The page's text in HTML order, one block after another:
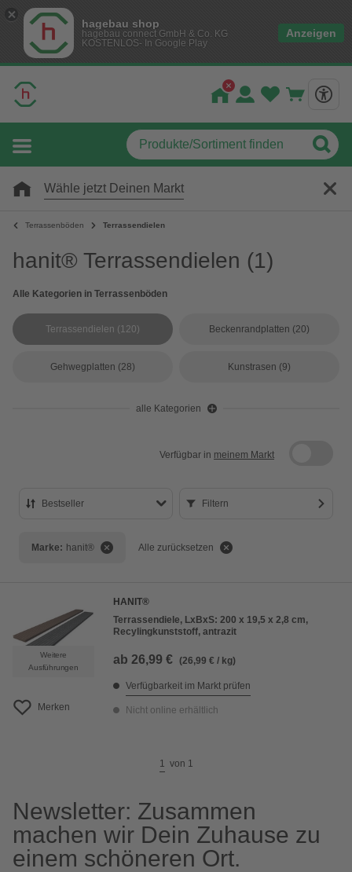
hagebau shop
hagebau connect GmbH & Co. KG
KOSTENLOS- In Google Play
Anzeigen
Wähle jetzt Deinen Markt
Terrassenböden Terrassendielen
hanit® Terrassendielen (1)
Alle Kategorien in Terrassenböden
Terrassendielen (120) Beckenrandplatten (20)
Gehwegplatten (28) Kunstrasen (9)
alle Kategorien
Verfügbar in meinem Markt
Bestseller
Bestseller
Bewertung
Filtern
Marke: hanit® Alle zurücksetzen
Weitere
Ausführungen
Merken
HANIT®
Terrassendiele, LxBxS: 200 x 19,5 x 2,8 cm,
Recylingkunststoff, antrazit
ab 26,99 € (26,99 € / kg)
Verfügbarkeit im Markt prüfen
Nicht online erhältlich
1 von 1
Newsletter: Zusammen
machen wir Dein Zuhause zu
einem schöneren Ort.